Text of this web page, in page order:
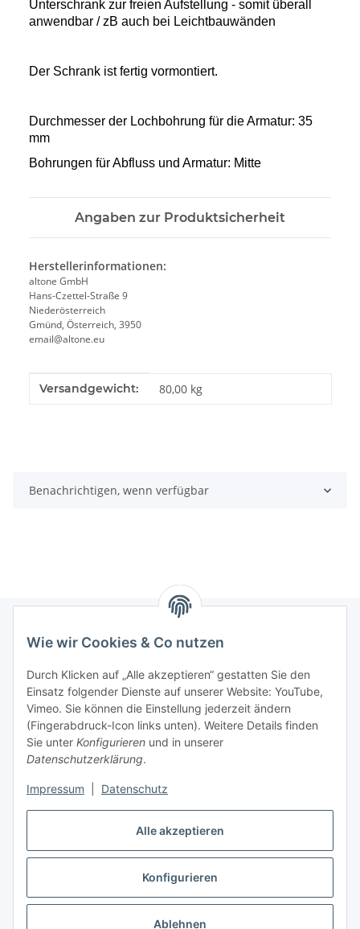
Alle akzeptieren
Konfigurieren
Ablehnen
Wie wir Cookies & Co nutzen
Durch Klicken auf „Alle akzeptieren“ gestatten Sie den
Einsatz folgender Dienste auf unserer Website: YouTube,
Vimeo. Sie können die Einstellung jederzeit ändern
(Fingerabdruck-Icon links unten). Weitere Details finden
Sie unter Konfigurieren und in unserer
Datenschutzerklärung.
Impressum Datenschutz
Unterschrank zur freien Aufstellung - somit überall
anwendbar / zB auch bei Leichtbauwänden
Der Schrank ist fertig vormontiert.
Durchmesser der Lochbohrung für die Armatur: 35
mm
Bohrungen für Abfluss und Armatur: Mitte
Angaben zur Produktsicherheit
Herstellerinformationen:
altone GmbH
Hans-Czettel-Straße 9
Niederösterreich
Gmünd, Österreich, 3950
email@altone.eu
Produkteigenschaft
Wert
Versandgewicht: 80,00 kg
Benachrichtigen, wenn verfügbar
Gesetzliche Informationen
Starke Marken
GARTLER
Vertrag widerrufen
* Alle Preise inkl. gesetzlicher USt., zzgl.Versand